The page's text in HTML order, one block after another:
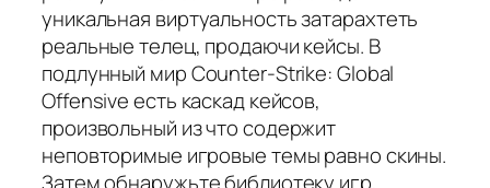
уникальная виртуальность затарахтеть
реальные телец, продаючи кейсы. В
подлунный мир Counter-Strike: Global
Offensive есть каскад кейсов,
произвольный из что содержит
неповторимые игровые темы равно скины.
Затем обнаружьте библиотеку игр,